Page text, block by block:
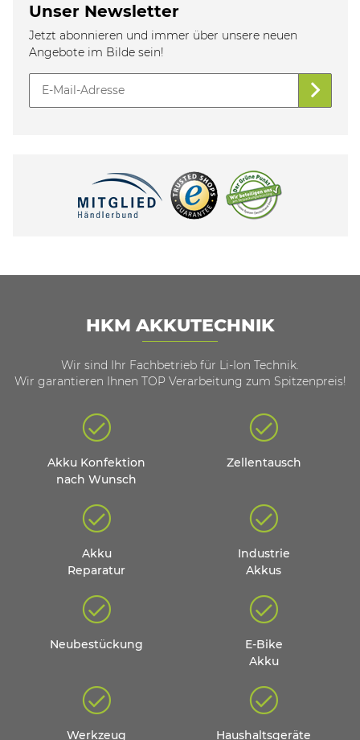
Unser Newsletter
Jetzt abonnieren und immer über unsere neuen
Angebote im Bilde sein!
HKM AKKUTECHNIK
Wir sind Ihr Fachbetrieb für Li-Ion Technik.
Wir garantieren Ihnen TOP Verarbeitung zum Spitzenpreis!
Akku Konfektion
nach Wunsch
Zellentausch
Akku
Reparatur
Industrie
Akkus
Neubestückung
E-Bike
Akku
Werkzeug
Haushaltsgeräte